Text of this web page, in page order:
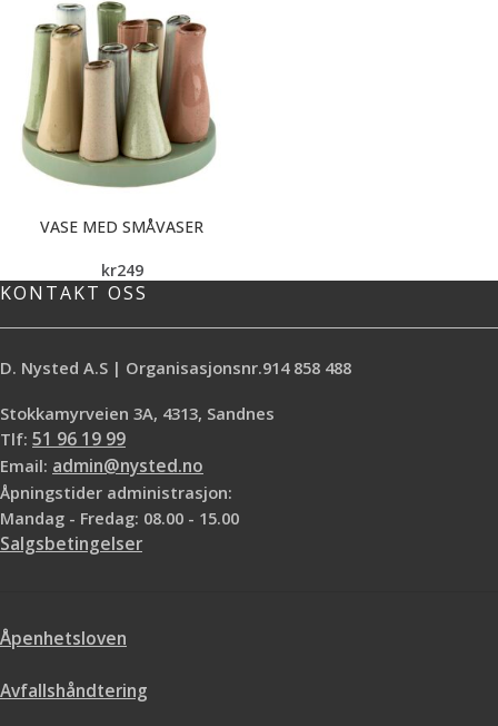
VASE MED SMÅVASER
kr249
KONTAKT OSS
D. Nysted A.S | Organisasjonsnr.914 858 488
Stokkamyrveien 3A, 4313, Sandnes
Tlf: 51 96 19 99
Email: admin@nysted.no
Åpningstider administrasjon:
Mandag - Fredag: 08.00 - 15.00
Salgsbetingelser
Åpenhetsloven
Avfallshåndtering